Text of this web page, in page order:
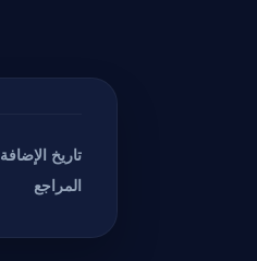
تاريخ الإضافة
المراجع